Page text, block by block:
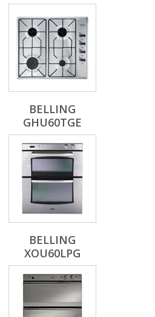
BELLING
GHU60TGE
BELLING
XOU60LPG